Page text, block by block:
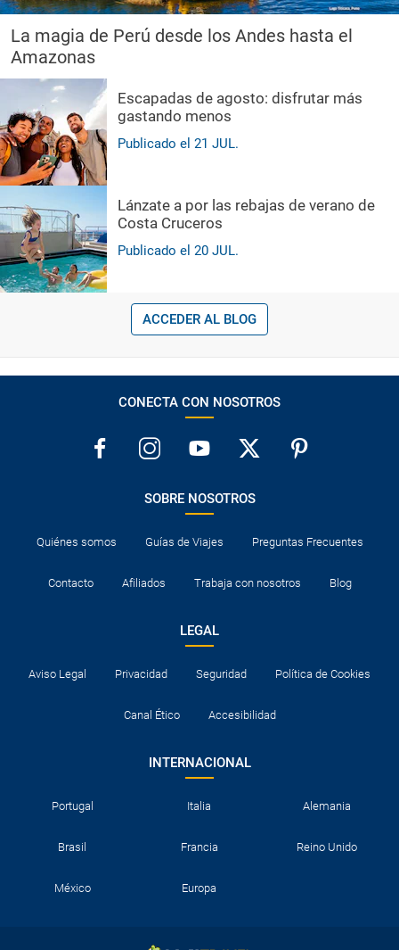
La magia de Perú desde los Andes hasta el
Amazonas
Escapadas de agosto: disfrutar más
gastando menos
Publicado el 21 JUL.
Lánzate a por las rebajas de verano de
Costa Cruceros
Publicado el 20 JUL.
ACCEDER AL BLOG
CONECTA CON NOSOTROS
SOBRE NOSOTROS
Quiénes somos Guías de Viajes Preguntas Frecuentes
Contacto Afiliados Trabaja con nosotros Blog
LEGAL
Aviso Legal Privacidad Seguridad Política de Cookies
Canal Ético Accesibilidad
INTERNACIONAL
Portugal Italia Alemania
Brasil Francia Reino Unido
México Europa